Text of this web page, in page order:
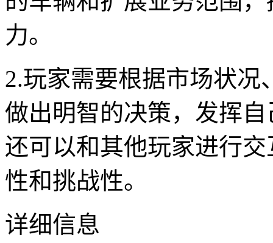
力。
2.玩家需要根据市场状
做出明智的决策，发挥
还可以和其他玩家进行
性和挑战性。
详细信息